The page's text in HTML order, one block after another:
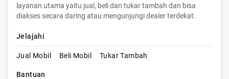
layanan utama yaitu jual, beli dan tukar tambah dan bisa
diakses secara daring atau mengunjungi dealer terdekat.
Jelajahi
Jual Mobil Beli Mobil Tukar Tambah
Bantuan